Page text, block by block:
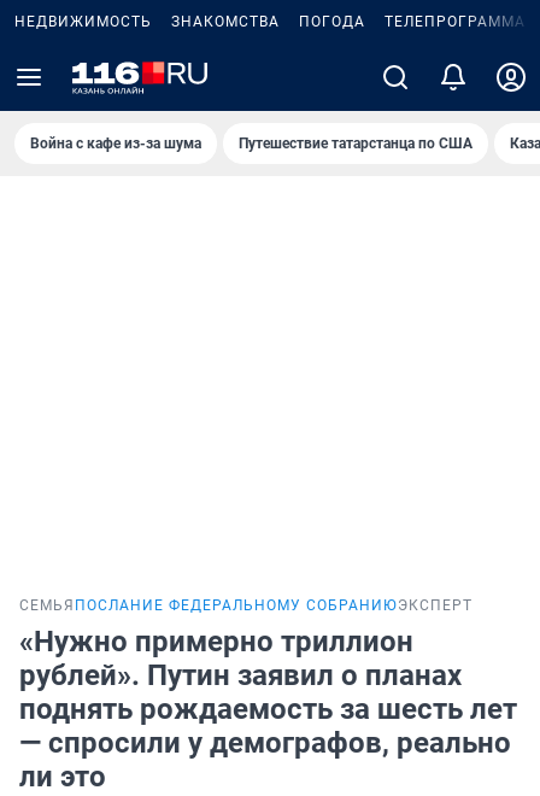
НЕДВИЖИМОСТЬ ЗНАКОМСТВА ПОГОДА ТЕЛЕПРОГРАММА
Война с кафе из-за шума Путешествие татарстанца по США
СЕМЬЯ ПОСЛАНИЕ ФЕДЕРАЛЬНОМУ СОБРАНИЮЭКСПЕРТ
«Нужно примерно триллион
рублей». Путин заявил о планах
поднять рождаемость за шесть лет
— спросили у демографов, реально
ли это